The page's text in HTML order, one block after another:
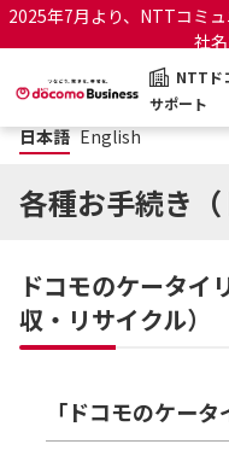
2025年7月より、NTTコミ
社
NTTド
サポート
NTTドコモビジネス
サポートトップ
サービス名から探
履歴・お気に入
お知らせ
OCNのお客さまはこち
日本語 English
各種お手続き（
ドコモのケータイ
収・リサイクル）
「ドコモのケー